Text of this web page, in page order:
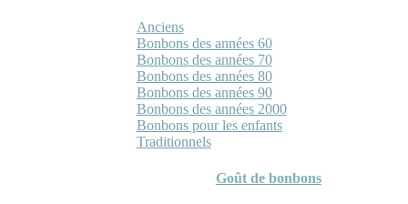
Anciens
Bonbons des années 60
Bonbons des années 70
Bonbons des années 80
Bonbons des années 90
Bonbons des années 2000
Bonbons pour les enfants
Traditionnels
Goût de bonbons